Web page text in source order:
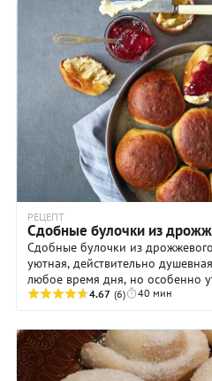
РЕЦЕПТ
Cдобные булочки из
Сдобные булочки из
уютная, действительно
любое время дня, но особенно
приятно просыпаться от аромата
4.67 (6) 40 мин